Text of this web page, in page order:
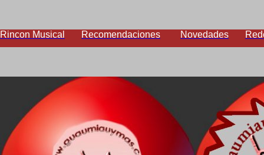
Rincon Musical Recomendaciones Novedades